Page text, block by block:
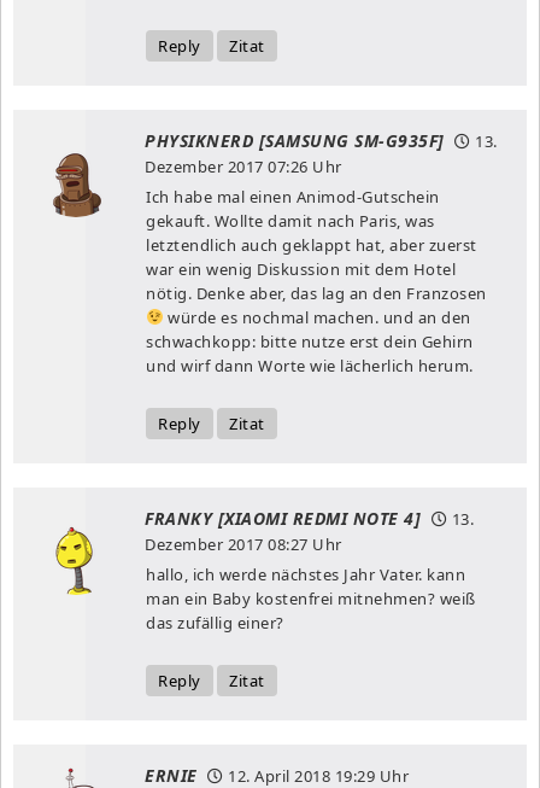
Reply Zitat
PHYSIKNERD [SAMSUNG SM-G935F]
13.
Dezember 2017 07:26 Uhr
Ich habe mal einen Animod-Gutschein
gekauft. Wollte damit nach Paris, was
letztendlich auch geklappt hat, aber zuerst
war ein wenig Diskussion mit dem Hotel
nötig. Denke aber, das lag an den Franzosen
würde es nochmal machen. und an den
schwachkopp: bitte nutze erst dein Gehirn
und wirf dann Worte wie lächerlich herum.
Reply Zitat
FRANKY [XIAOMI REDMI NOTE 4]
13.
Dezember 2017 08:27 Uhr
hallo, ich werde nächstes Jahr Vater. kann
man ein Baby kostenfrei mitnehmen? weiß
das zufällig einer?
Reply Zitat
ERNIE 12. April 2018 19:29 Uhr